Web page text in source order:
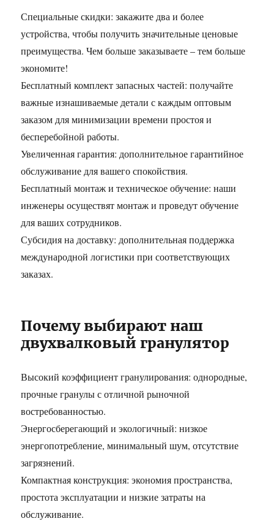
Специальные скидки: закажите два и более
устройства, чтобы получить значительные ценовые
преимущества. Чем больше заказываете – тем больше
экономите!
Бесплатный комплект запасных частей: получайте
важные изнашиваемые детали с каждым оптовым
заказом для минимизации времени простоя и
бесперебойной работы.
Увеличенная гарантия: дополнительное гарантийное
обслуживание для вашего спокойствия.
Бесплатный монтаж и техническое обучение: наши
инженеры осуществят монтаж и проведут обучение
для ваших сотрудников.
Субсидия на доставку: дополнительная поддержка
международной логистики при соответствующих
заказах.
Почему выбирают наш
двухвалковый гранулятор
Высокий коэффициент гранулирования: однородные,
прочные гранулы с отличной рыночной
востребованностью.
Энергосберегающий и экологичный: низкое
энергопотребление, минимальный шум, отсутствие
загрязнений.
Компактная конструкция: экономия пространства,
простота эксплуатации и низкие затраты на
обслуживание.